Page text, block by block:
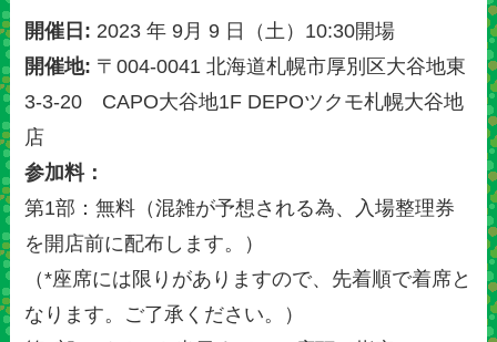
開催日: 2023 年 9月 9 日（土）10:30開場
開催地: 〒004-0041 北海道札幌市厚別区大谷地東
3-3-20 CAPO大谷地1F DEPOツクモ札幌大谷地
店
参加料：
第1部：無料（混雑が予想される為、入場整理券
を開店前に配布します。）
（*座席には限りがありますので、先着順で着席と
なります。ご了承ください。）